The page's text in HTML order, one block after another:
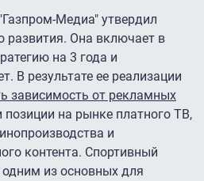
Медиа" утвердил
развития. Она включает в
на 3 года и
В результате ее реализации
зависимость от рекламных
позиции на рынке платного ТВ,
и
контента. Спортивный
из основных для